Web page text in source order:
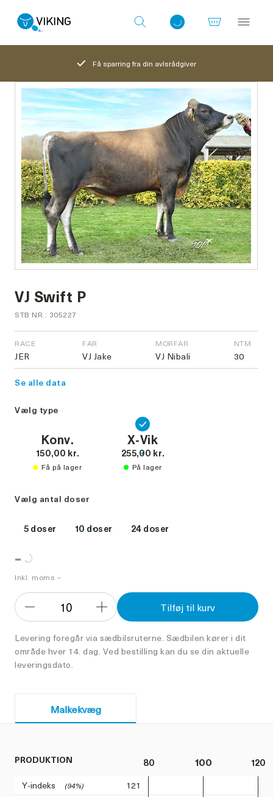
Log ind med det samme
Få sparring fra din avlsrådgiver
VJ Swift P
STB NR.: 305227
RACE
JER
FAR
VJ Jake
MORFAR
VJ Nibali
NTM
30
Se alle data
Vælg type
Konv.
150,00 kr.
Få på lager
X-Vik
255,00 kr.
På lager
Vælg antal doser
5 doser 10 doser 24 doser
-
Inkl. moms –
Formindsk
10
Forøg
Tilføj til kurv
Levering foregår via sædbilsruterne. Sædbilen kører i dit
område hver 14. dag. Ved bestilling kan du se din aktuelle
leveringsdato.
Malkekvæg
PRODUKTION 80 100 120
Y-indeks (94%)
121